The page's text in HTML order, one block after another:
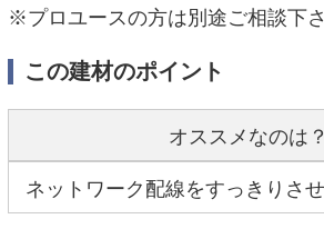
※プロユースの方は別途ご相談下
この建材のポイント
オススメなのは？
ネットワーク配線をすっきりさせ